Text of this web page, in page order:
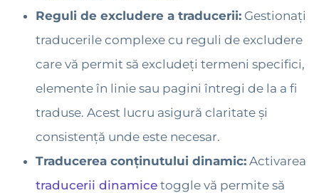
Reguli de excludere a traducerii: Gestionați
traducerile complexe cu reguli de excludere
care vă permit să excludeți termeni specifici,
elemente în linie sau pagini întregi de la a fi
traduse. Acest lucru asigură claritate și
consistență unde este necesar.
Traducerea conținutului dinamic: Activarea
traducerii dinamice toggle vă permite să